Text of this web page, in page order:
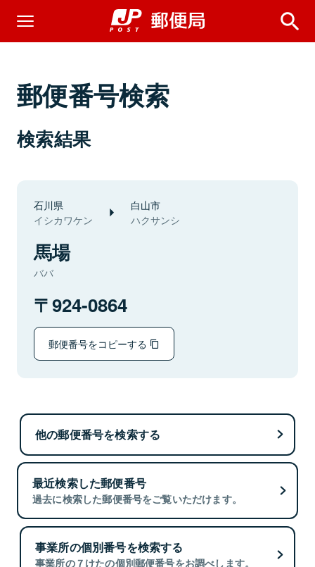
郵便番号検索
検索結果
石川県
イシカワケン
白山市
ハクサンシ
馬場
ババ
924-0864
郵便番号をコピーする
他の郵便番号を検索する
最近検索した郵便番号
過去に検索した郵便番号をご覧いただけます。
事業所の個別番号を検索する
事業所の７けたの個別郵便番号をお調べします。